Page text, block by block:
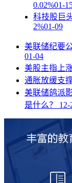
0.02%01-
科技股巨
2%01-09
美联储纪要
01-04
美股主指上
通胀放缓支
美联储鸽派
是什么？
12-